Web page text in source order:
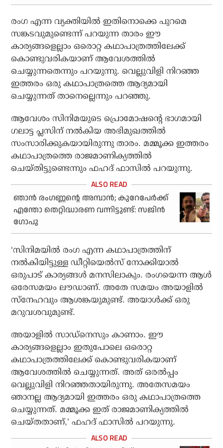
രംഗ എന്ന വ്യക്തിയില്‍ ഇതിനൊക്കെ പുറമെ
സങ്കടവുമുണ്ടെന്ന് പറയുന്ന താരം ഈ
കാര്യങ്ങളെല്ലാം ഒരൊറ്റ കഥാപാത്രത്തിലേക്ക്
കൊണ്ടുവരികയാണ് ആവേശത്തില്‍
ചെയ്യുന്നതെന്നും പറയുന്നു. വെല്ലുവിളി നിറഞ്ഞ
ഇത്തരം ഒരു കഥാപാത്രത്തെ ആദ്യമായി
ചെയ്യുന്നത് താനെല്ലെന്നും പറഞ്ഞു.
ആവേശം സിനിമയുടെ പ്രൊമോഷന്റെ ഭാഗമായി
ഗലാട്ട പ്ലസിന് നല്‍കിയ അഭിമുഖത്തില്‍
സംസാരിക്കുകയായിരുന്നു താരം. മമ്മൂക്ക ഇത്തരം
കഥാപാത്രത്തെ രാജമാണിക്യത്തില്‍
ചെയ്തിട്ടുണ്ടെന്നും ഫഹദ് ഫാസില്‍ പറയുന്നു.
ഞാന്‍ രംഗണ്ണന്റെ അമ്പാന്‍; കുറേപേര്‍ക്ക്
എന്തോ തെറ്റിദ്ധാരണ വന്നിട്ടുണ്ട്: സജിന്‍
ഗോപു
‘സിനിമയില്‍ രംഗ എന്ന കഥാപാത്രത്തിന്
നല്‍കിയിട്ടുള്ള ഡീറ്റിയെല്‍സ് നോക്കിയാല്‍
ഒരുപാട് കാര്യങ്ങള്‍ മനസിലാകും. രംഗയെന്ന ആള്‍
ഒരേസമയം ലൗഡാണ്. അതേ സമയം അയാളില്‍
സ്‌നേഹവും ആശങ്കയുമുണ്ട്. അയാള്‍ക്ക് ഒരു
മറുവശവുമുണ്ട്.
അയാളില്‍ സാഡ്‌നെസും കാണാം. ഈ
കാര്യങ്ങളെല്ലാം ഇതുപോലെ ഒരൊറ്റ
കഥാപാത്രത്തിലേക്ക് കൊണ്ടുവരികയാണ്
ആവേശത്തില്‍ ചെയ്യുന്നത്. അത് ഒരല്‍പ്പം
വെല്ലുവിളി നിറഞ്ഞതായിരുന്നു. അതേസമയം
ഞാനല്ല ആദ്യമായി ഇത്തരം ഒരു കഥാപാത്രത്തെ
ചെയ്യുന്നത്. മമ്മൂക്ക ഇത് രാജമാണിക്യത്തില്‍
ചെയ്തതാണ്,’ ഫഹദ് ഫാസില്‍ പറയുന്നു.